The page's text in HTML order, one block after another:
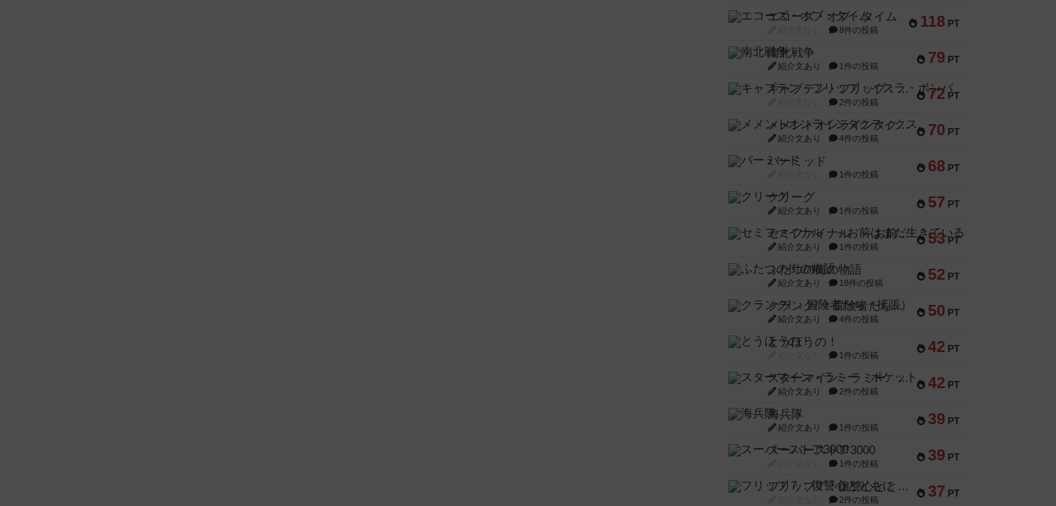
118 PT
エコーズ・オブ・タイム
8件の投稿
79 PT
南北戦争
紹介文あり 1件の投稿
72 PT
キャプテン・フリップ：イスラ・ボンバ
2件の投稿
70 PT
メメントオンラインタクティクス
紹介文あり 4件の投稿
68 PT
パーミッド
1件の投稿
57 PT
クリーグ
紹介文あり 1件の投稿
53 PT
セミファイナル ～お前はまだ生きている～
紹介文あり 1件の投稿
52 PT
ふたつの街の物語
紹介文あり 18件の投稿
50 PT
クランク! ：冒険者たち（拡張）
紹介文あり 4件の投稿
42 PT
とうほうの！
1件の投稿
42 PT
スターマイン・ラミー ポケット
紹介文あり 2件の投稿
39 PT
海兵隊
紹介文あり 1件の投稿
39 PT
スーパーストア3000
1件の投稿
37 PT
フリップ７：復讐心とともに
2件の投稿